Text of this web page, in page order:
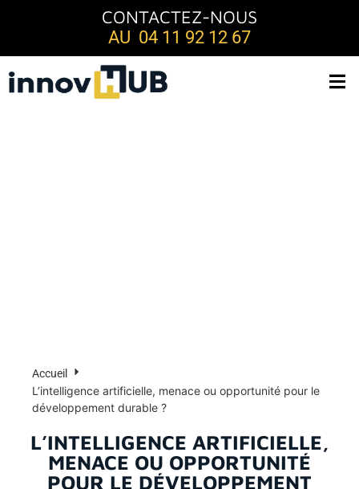
CONTACTEZ-NOUS
AU 04 11 92 12 67
Accueil
L’intelligence artificielle, menace ou opportunité pour le
développement durable ?
L’INTELLIGENCE ARTIFICIELLE,
MENACE OU OPPORTUNITÉ
POUR LE DÉVELOPPEMENT